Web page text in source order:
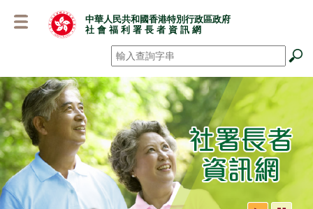
容
中華人民共和國香港特別行政區政府
社 會 福 利 署 長 者 資 訊 網
搜尋 *